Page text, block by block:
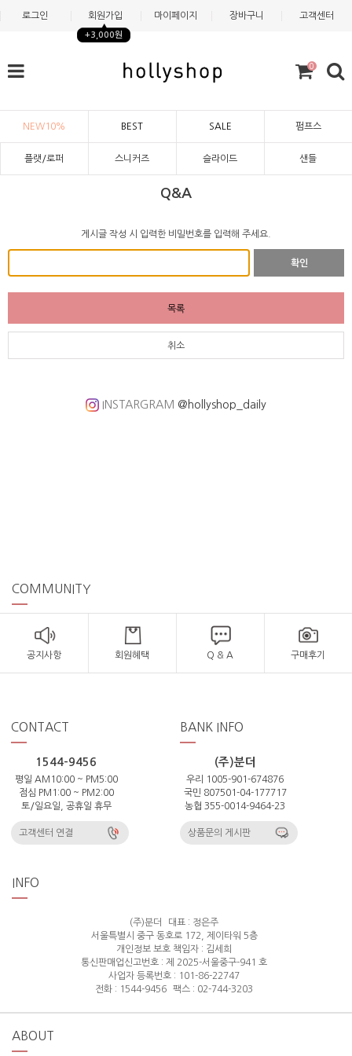
로그인 회원가입
+3,000원
마이페이지 장바구니 고객센터
0
NEW10% BEST SALE 펌프스
플랫/로퍼 스니커즈 슬라이드 샌들
Q&A
게시글 작성 시 입력한 비밀번호를 입력해 주세요.
확인
목록
취소
INSTARGRAM @hollyshop_daily
COMMUNITY
공지사항 회원혜택 Q & A 구매후기
CONTACT
1544-9456
평일 AM10:00 ~ PM5:00
점심 PM1:00 ~ PM2:00
토/일요일, 공휴일 휴무
고객센터 연결
BANK INFO
(주)분더
우리 1005-901-674876
국민 807501-04-177717
농협 355-0014-9464-23
상품문의 게시판
INFO
(주)분더
대표 : 정은주
서울특별시 중구 동호로 172, 제이타워 5층
개인정보 보호 책임자 : 김세희
통신판매업신고번호 : 제 2025-서울중구-941 호
사업자 등록번호 : 101-86-22747
전화 : 1544-9456
팩스 : 02-744-3203
ABOUT